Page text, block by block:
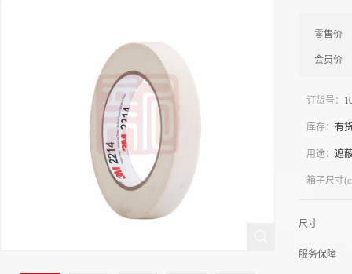
零售价
会员价
订货号：
库存： 有
用途： 遮
箱子尺寸
尺寸
服务保障